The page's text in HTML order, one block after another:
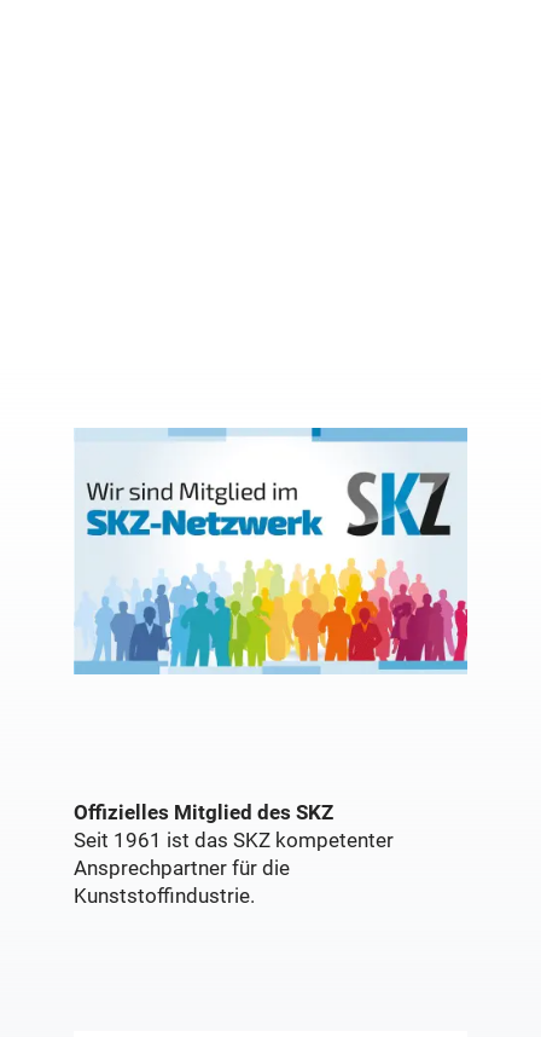
Offizielles Mitglied des SKZ
Seit 1961 ist das SKZ kompetenter
Ansprechpartner für die
Kunststoffindustrie.